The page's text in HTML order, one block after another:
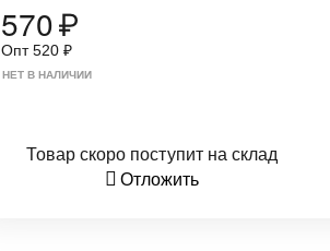
570₽
Опт520 ₽
НЕТ В НАЛИЧИИ
Товар скоро поступит на склад
Отложить